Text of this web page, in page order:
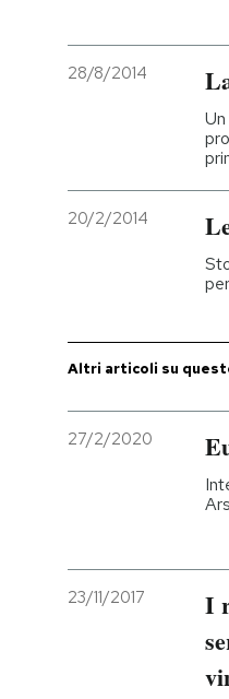
28/8/2014
20/2/2014
Altri articoli su
27/2/2020
23/11/2017
I